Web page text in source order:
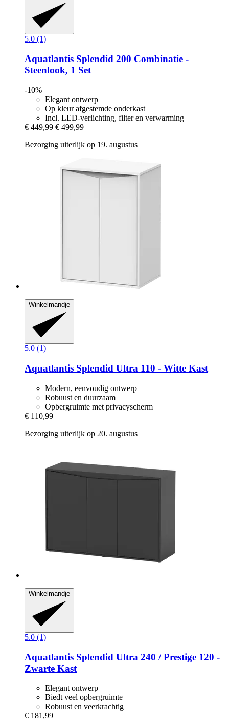
5.0 (1)
Aquatlantis Splendid 200 Combinatie -​
Steenlook, 1 Set
-10%
Elegant ontwerp
Op kleur afgestemde onderkast
Incl. LED-verlichting, filter en verwarming
€ 449,99 € 499,99
Bezorging uiterlijk op 19. augustus
Winkelmandje
5.0 (1)
Aquatlantis Splendid Ultra 110 -​ Witte Kast
Modern, eenvoudig ontwerp
Robuust en duurzaam
Opbergruimte met privacyscherm
€ 110,99
Bezorging uiterlijk op 20. augustus
Winkelmandje
5.0 (1)
Aquatlantis Splendid Ultra 240 / Prestige 120 -​
Zwarte Kast
Elegant ontwerp
Biedt veel opbergruimte
Robuust en veerkrachtig
€ 181,99